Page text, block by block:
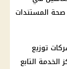
صحة المستندات
توزيع
التابع